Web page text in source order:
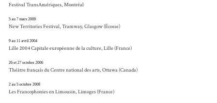
Festival TransAmériques, Montréal
5 au 7 mars 2009
New Territories Festival, Tramway, Glasgow (Écosse)
9 au 11 avril 2004
Lille 2004 Capitale européenne de la culture, Lille (France)
26 et 27 octobre 2006
Théâtre français du Centre national des arts, Ottawa (Canada)
2 au 5 octobre 2008
Les Francophonies en Limousin, Limoges (France)